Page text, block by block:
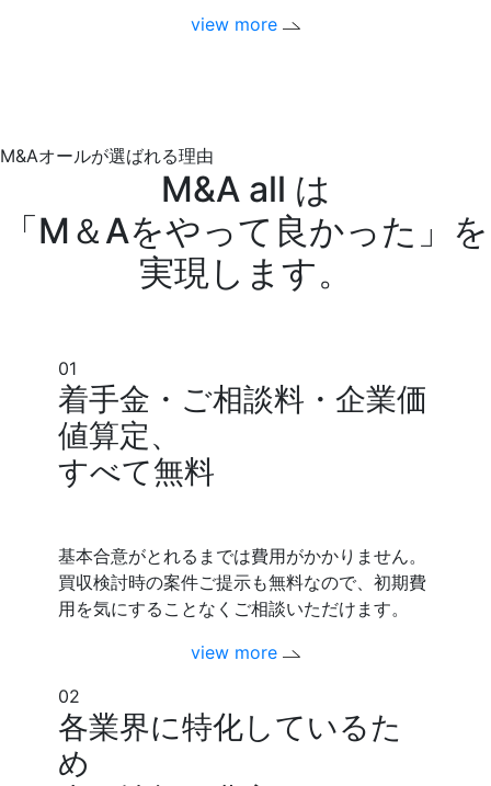
view more
M&Aオールが選ばれる理由
M&A all は
「M＆Aをやって良かった」を
実現します。
01
着手金・ご相談料・企業価
値算定、
すべて無料
基本合意がとれるまでは費用がかかりません。
買収検討時の案件ご提示も無料なので、初期費
用を気にすることなくご相談いただけます。
view more
02
各業界に特化しているた
め